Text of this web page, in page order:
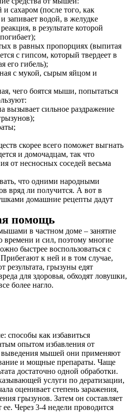
сахаром (после того, как
запивает водой, в желудке
в результате которой
в равных пропорциях (выпитая
с гипсом, который твердеет в
его гибель);
с мукой, сырым яйцом и
чего боятся мыши, попытаться
вызывает сильное раздражение
скорее всего поможет выгнать
и домочадцам, так что
от несносных соседей весьма
что одними народными
вряд ли получится. А вот в
домашние рецепты дадут
помощь
в частном доме – занятие
времени и сил, поэтому многие
быстрее воспользоваться с
к ней и в том случае,
результата, грызуны едят
для здоровья, обходят ловушки,
более нагло.
способы как избавиться
опытом избавления от
выведения мышей они применяют
и мощные препараты. Чаще
достаточно одной обработки.
услуги по дератизации,
оценивает степень заражения,
грызунов. Затем он составляет
Через 3-4 недели проводится